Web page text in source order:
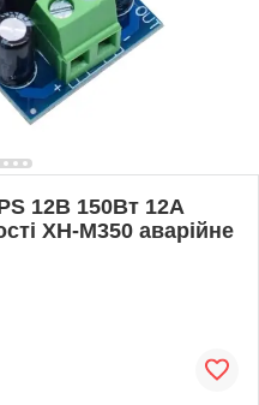
12В 150Вт 12А
ΧΗ-Μ350 аварійне